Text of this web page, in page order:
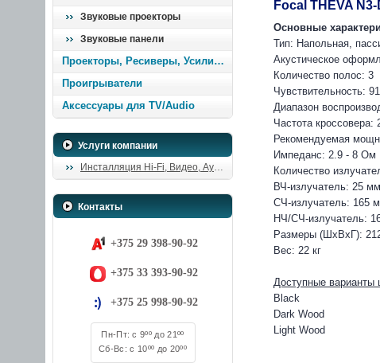
Звуковые проекторы
Звуковые панели
Проекторы, Ресиверы, Усилители
Проигрыватели
Аксессуары для TV/Audio
Услуги компании
Инсталляция Hi-Fi, Видео, Аудио
Контакты
+375 29 398-90-92
+375 33 393-90-92
+375 25 998-90-92
Пн-Пт: с 9ºº до 21ºº
Сб-Вс: с 10ºº до 20ºº
Focal THEVA
Основные
Тип: Напольная,
Акустическое
Количество полос: 3
Чувствительность:
Диапазон
Частота кроссовера:
Рекомендуемая
Импеданс: 2.9 - 8 Ом
Количество
ВЧ-излучатель: 25
СЧ-излучатель: 165
НЧ/СЧ-излучатель:
Размеры (ШхВхГ):
Вес: 22 кг
Доступные варианты
Black
Dark Wood
Light Wood